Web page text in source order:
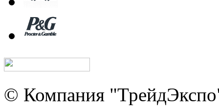
© Компания